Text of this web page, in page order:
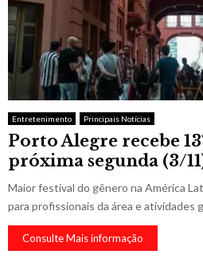
Entretenimento Principais Notícias
Porto Alegre recebe
próxima segunda (3/
Maior festival do gênero na América
para profissionais da área e atividades
Consulte Mais informação